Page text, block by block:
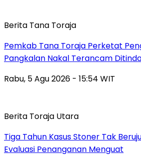
Berita Tana Toraja
Pemkab Tana Toraja Perketat
Pangkalan Nakal Terancam
Rabu, 5 Agu 2026 - 15:54 WIT
Berita Toraja Utara
Tiga Tahun Kasus Stoner Tak
Evaluasi Penanganan Menguat